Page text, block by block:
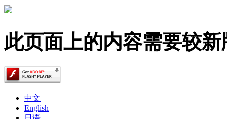
此页面上的内容需要较
中文
English